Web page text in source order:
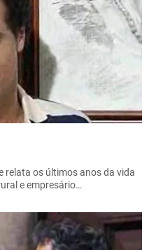
relata os últimos anos da vida
e empresário…